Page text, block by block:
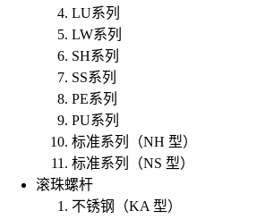
LU系列
LW系列
SH系列
SS系列
PE系列
PU系列
标准系列（NH 型）
标准系列（NS 型）
滚珠螺杆
不锈钢（KA 型）